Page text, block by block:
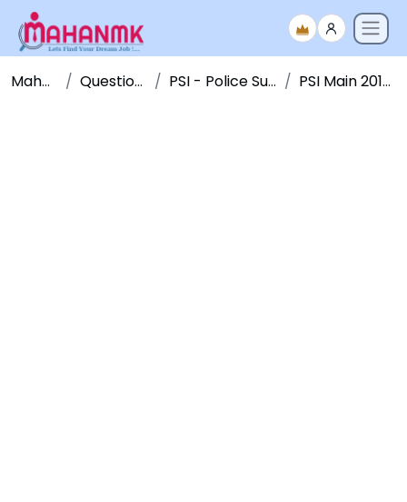
Maha NMK Question Papers PSI - Police Sub Inspector PSI Main 2014 - Paper 2